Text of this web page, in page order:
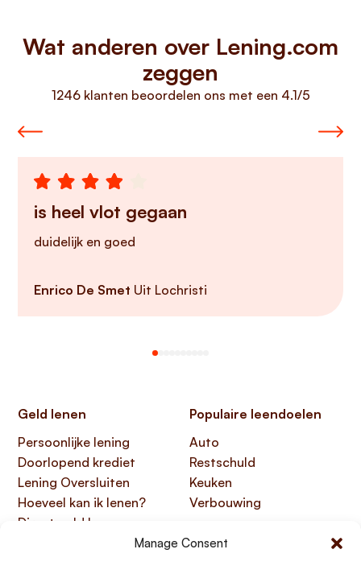
Manage Consent
Wat anderen over Lening.com
zeggen
1246 klanten beoordelen ons met een 4.1/5
is heel vlot gegaan
duidelijk en goed
Enrico De Smet Uit Lochristi
Geld lenen
Persoonlijke lening
Doorlopend krediet
Lening Oversluiten
Hoeveel kan ik lenen?
Direct geld lenen
Populaire leendoelen
Auto
Restschuld
Keuken
Verbouwing